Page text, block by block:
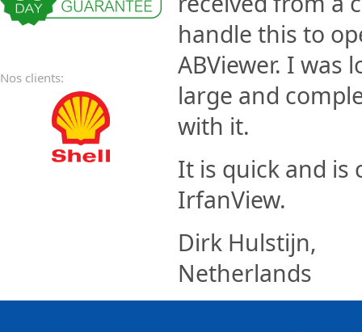
Nos clients:
handle this to
ABViewer. I
large and
with it.
It is quick and is
IrfanView.
Dirk Hulstijn,
Netherlands